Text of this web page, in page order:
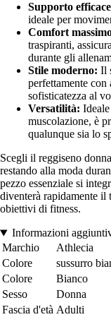
Supporto
ideale per
Comfort
traspiranti,
durante gli
Stile moderno: Il
perfettamente
sofisticatezza al
Versatilità:
muscolazione, è
qualunque sia lo
Scegli il reggiseno
restando alla moda
pezzo essenziale si
diventerà rapidamente il
obiettivi di fitness.
Informazioni
Marchio
Athlecia
Colore
sussurro
Colore
Bianco
Sesso
Donna
Fascia d'età Adulti